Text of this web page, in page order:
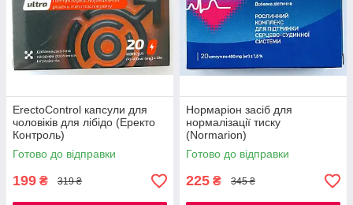
ErectoControl капсули для
чоловіків для лібідо (Еректо
Контроль)
Готово до відправки
199 ₴ 319 ₴
Нормаріон засіб для
нормалізації тиску
(Normarion)
Готово до відправки
225 ₴ 345 ₴